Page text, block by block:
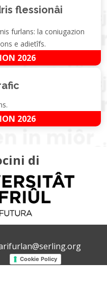
flessionâi
furlans: la coniugazion
e adietîfs.
2026
2026
di
Cookie Policy